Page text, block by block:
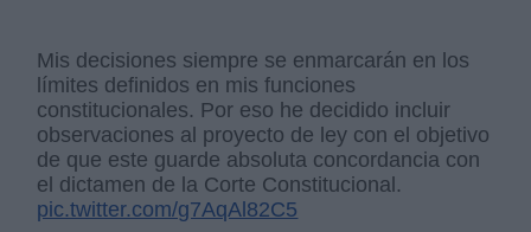
Mis decisiones siempre se enmarcarán en los
límites definidos en mis funciones
constitucionales. Por eso he decidido incluir
observaciones al proyecto de ley con el objetivo
de que este guarde absoluta concordancia con
el dictamen de la Corte Constitucional.
pic.twitter.com/g7AqAl82C5